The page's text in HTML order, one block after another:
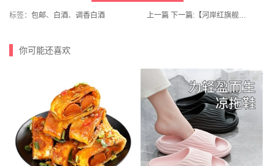
标签： 包邮、 白酒、 调香白酒 上一篇 下一篇: 【河岸红旗舰店】阿胶蜜枣1000g山东特产
你可能还喜欢